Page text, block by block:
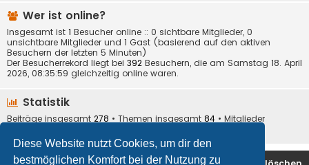
Diese Website nutzt Cookies, um dir den
bestmöglichen Komfort bei der Nutzung zu
Wer ist online?
Insgesamt ist 1 Besucher online :: 0 sichtbare Mitglieder, 0
unsichtbare Mitglieder und 1 Gast (basierend auf den aktiven
Besuchern der letzten 5 Minuten)
Der Besucherrekord liegt bei 392 Besuchern, die am Samstag 18. April
2026, 08:35:59 gleichzeitig online waren.
Statistik
Beiträge insgesamt 278 • Themen insgesamt 84 • Mitglieder